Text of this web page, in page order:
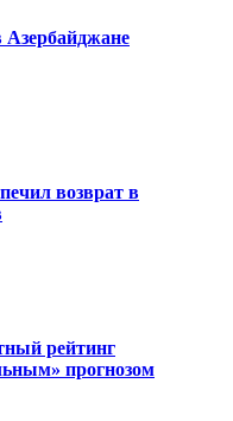
Азербайджане
возврат в
рейтинг
прогнозом